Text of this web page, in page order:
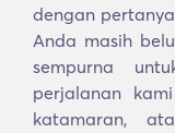
dengan
Anda masih
sempurna
perjalanan
katamaran,